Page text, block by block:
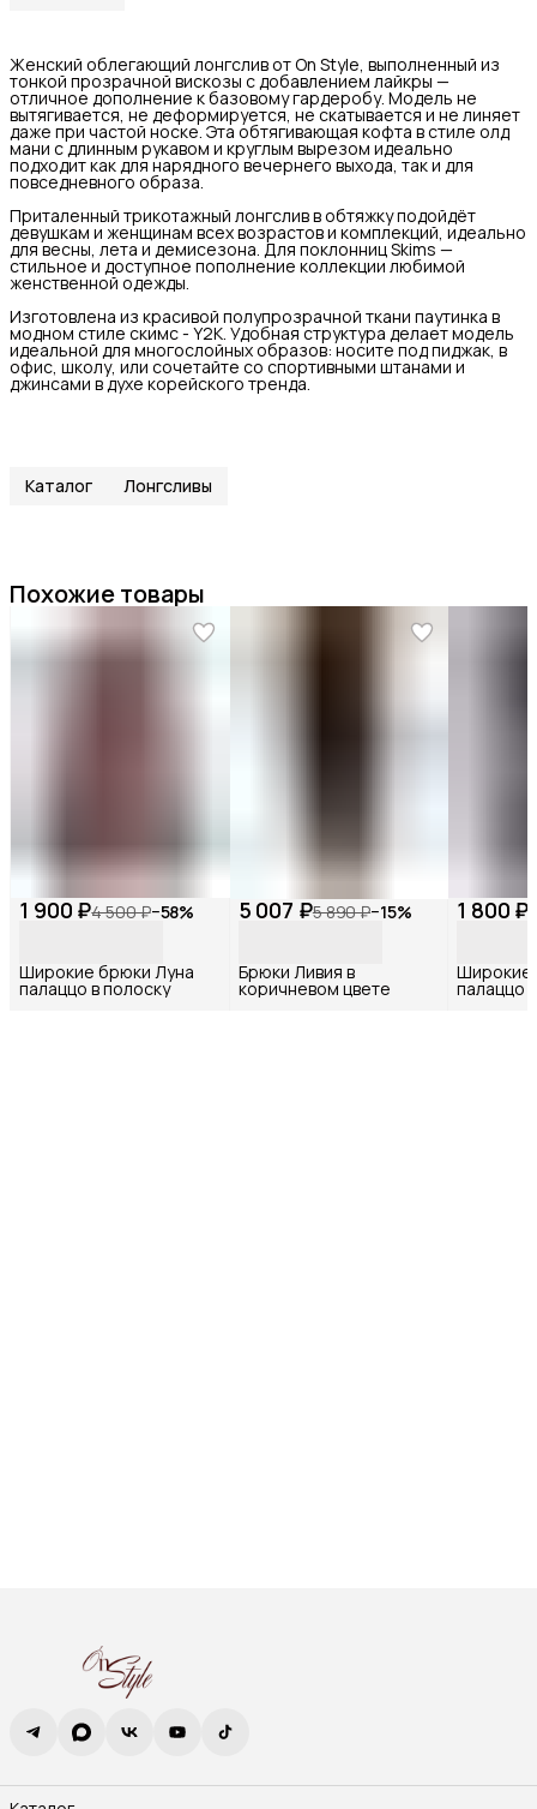
Женский облегающий лонгслив от On Style, выполненный из
тонкой прозрачной вискозы с добавлением лайкры —
отличное дополнение к базовому гардеробу. Модель не
вытягивается, не деформируется, не скатывается и не линяет
даже при частой носке. Эта обтягивающая кофта в стиле олд
мани с длинным рукавом и круглым вырезом идеально
подходит как для нарядного вечернего выхода, так и для
повседневного образа.
Приталенный трикотажный лонгслив в обтяжку подойдёт
девушкам и женщинам всех возрастов и комплекций, идеально
для весны, лета и демисезона. Для поклонниц Skims —
стильное и доступное пополнение коллекции любимой
женственной одежды.
Изготовлена из красивой полупрозрачной ткани паутинка в
модном стиле скимс - Y2K. Удобная структура делает модель
идеальной для многослойных образов: носите под пиджак, в
офис, школу, или сочетайте со спортивными штанами и
джинсами в духе корейского тренда.
Каталог Лонгсливы
Похожие товары
1 900 ₽4 500 ₽−58%
Широкие брюки Луна
палаццо в полоску
5 007 ₽5 890 ₽−15%
Брюки Ливия в
коричневом цвете
1 800 ₽
Широкие
палаццо
графит